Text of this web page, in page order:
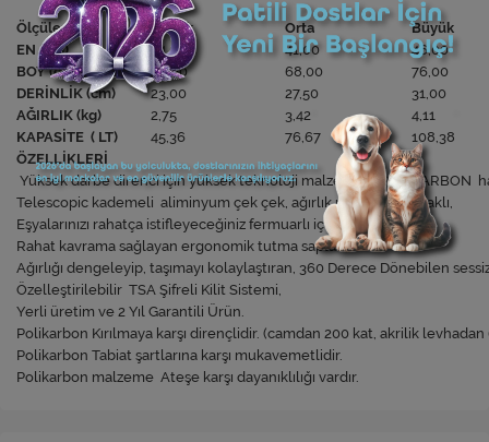
Ölçüler Küçük Orta
Büyük
EN (cm)
34,00 41,00
46,00
BOY (cm)
58,00 68,00
76,00
DERİNLİK (cm)
23,00 27,50
31,00
AĞIRLIK (kg)
2,75 3,42
4,11
KAPASİTE ( LT)
45,36 76,67
108,38
ÖZELLİKLERİ
Yüksek darbe direnci için yüksek teknoloji malzemesi POLİKARBON
Telescopic kademeli aliminyum çek çek, ağırlık merkezine odaklı,
Eşyalarınızı rahatça istifleyeceğiniz fermuarlı iç bölmeler,
Rahat kavrama sağlayan ergonomik tutma sapları,
Ağırlığı dengeleyip, taşımayı kolaylaştıran, 360 Derece Dönebilen
Özelleştirilebilir TSA Şifreli Kilit Sistemi,
Yerli üretim ve 2 Yıl Garantili Ürün.
Polikarbon Kırılmaya karşı dirençlidir. (camdan 200 kat, akrilik
Polikarbon Tabiat şartlarına karşı mukavemetlidir.
Polikarbon malzeme Ateşe karşı dayanıklılığı vardır.